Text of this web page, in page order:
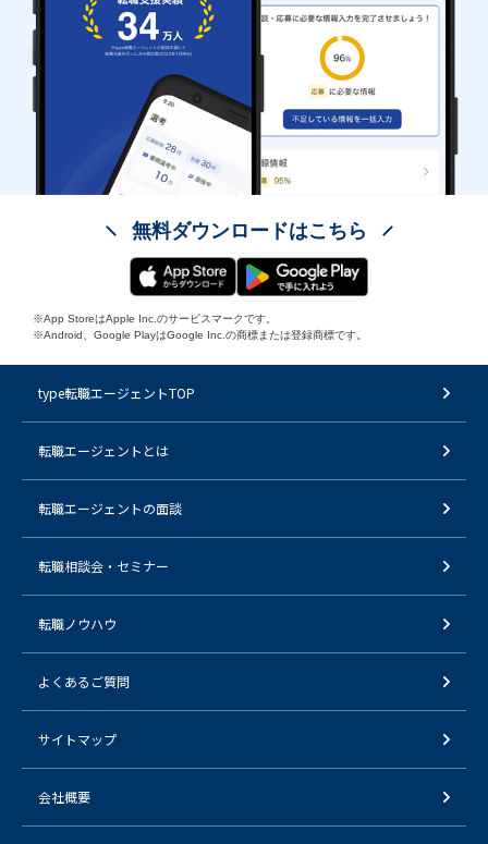
無料ダウンロードはこちら
※App StoreはApple Inc.のサービスマークです。
※Android、Google PlayはGoogle Inc.の商標または登録商標です。
type転職エージェントTOP
転職エージェントとは
転職エージェントの面談
転職相談会・セミナー
転職ノウハウ
よくあるご質問
サイトマップ
会社概要